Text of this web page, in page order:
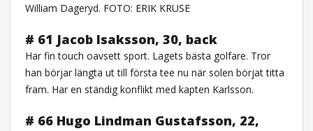
William Dageryd. FOTO: ERIK KRUSE
# 61 Jacob Isaksson, 30, back
Har fin touch oavsett sport. Lagets bästa golfare. Tror
han börjar längta ut till första tee nu när solen börjat titta
fram. Har en ständig konflikt med kapten Karlsson.
# 66 Hugo Lindman Gustafsson, 22,